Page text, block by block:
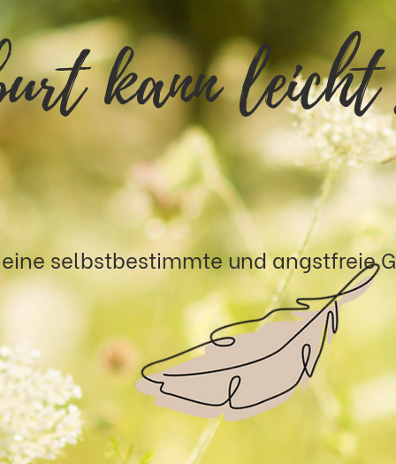
kann leicht
eine selbstbestimmte und angstfreie